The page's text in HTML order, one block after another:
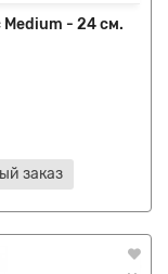
Medium - 24 см.
заказ